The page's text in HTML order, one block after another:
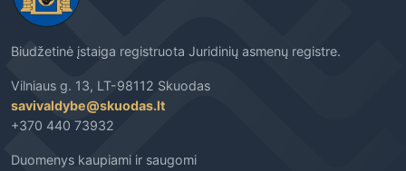
Biudžetinė įstaiga registruota Juridinių asmenų registre.
Vilniaus g. 13, LT-98112 Skuodas
savivaldybe@skuodas.lt
+370 440 73932
Duomenys kaupiami ir saugomi